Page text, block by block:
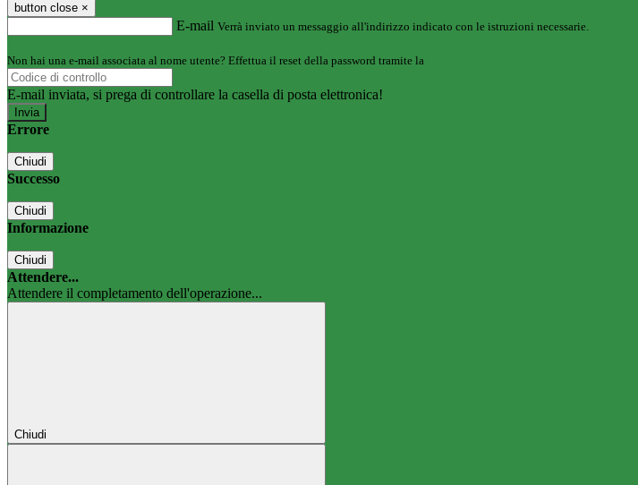
button close ×
E-mail Verrà inviato un messaggio all'indirizzo indicato con le istruzioni necessarie.
Non hai una e-mail associata al nome utente? Effettua il reset della password tramite la
E-mail inviata, si prega di controllare la casella di posta elettronica!
Errore
Chiudi
Successo
Chiudi
Informazione
Chiudi
Attendere...
Attendere il completamento dell'operazione...
Chiudi